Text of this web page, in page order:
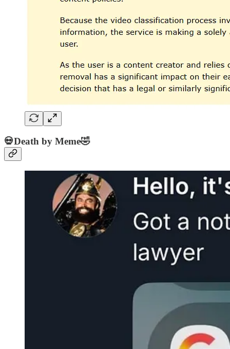
💀Death by Meme🤣